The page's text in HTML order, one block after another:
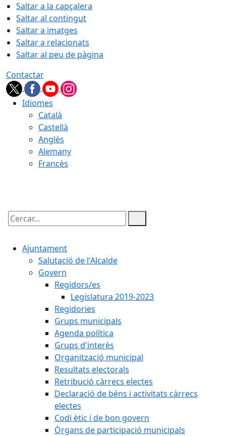
Saltar a la capçalera
Saltar al contingut
Saltar a imatges
Saltar a relacionats
Saltar al peu de pàgina
Contactar
Idiomes
Català
Castellà
Anglès
Alemany
Francès
Cercar:
Ajuntament
Salutació de l'Alcalde
Govern
Regidors/es
Legislatura 2019-2023
Regidories
Grups municipals
Agenda política
Grups d'interès
Organització municipal
Resultats electorals
Retribució càrrecs electes
Declaració de béns i activitats càrrecs
electes
Codi ètic i de bon govern
Òrgans de participació municipals